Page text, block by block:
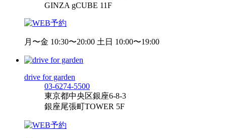
GINZA gCUBE 11F
月〜金 10:30〜20:00 土日 10:00〜19:00
drive for garden
03-6274-5500
東京都中央区銀座6-8-3
銀座尾張町TOWER 5F